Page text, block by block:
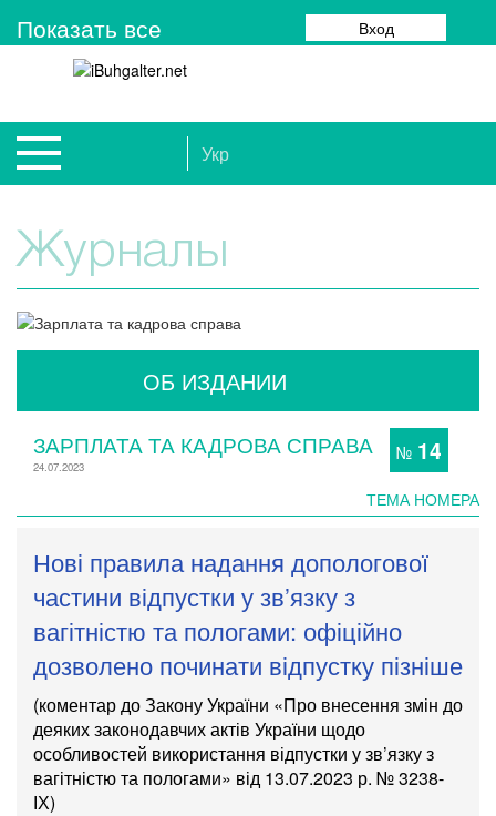
Показать все Вход
Укр
Журналы
ОБ ИЗДАНИИ
ЗАРПЛАТА ТА КАДРОВА СПРАВА
24.07.2023
№ 14
ТЕМА НОМЕРА
Нові правила надання допологової
частини відпустки у зв’язку з
вагітністю та пологами: офіційно
дозволено починати відпустку пізніше
(коментар до Закону України «Про внесення змін до
деяких законодавчих актів України щодо
особливостей використання відпустки у зв’язку з
вагітністю та пологами» від 13.07.2023 р. № 3238-
ІХ)